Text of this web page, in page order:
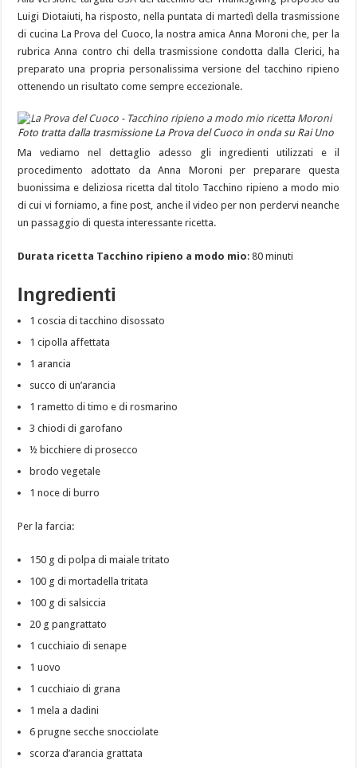
Luigi Diotaiuti, ha risposto, nella puntata di martedì della trasmissione
di cucina La Prova del Cuoco, la nostra amica Anna Moroni che, per la
rubrica Anna contro chi della trasmissione condotta dalla Clerici, ha
preparato una propria personalissima versione del tacchino ripieno
ottenendo un risultato come sempre eccezionale.
Foto tratta dalla trasmissione La Prova del Cuoco in onda su Rai Uno
Ma vediamo nel dettaglio adesso gli ingredienti utilizzati e il
procedimento adottato da Anna Moroni per preparare questa
buonissima e deliziosa ricetta dal titolo Tacchino ripieno a modo mio
di cui vi forniamo, a fine post, anche il video per non perdervi neanche
un passaggio di questa interessante ricetta.
Durata ricetta Tacchino ripieno a modo mio: 80 minuti
Ingredienti
1 coscia di tacchino disossato
1 cipolla affettata
1 arancia
succo di un’arancia
1 rametto di timo e di rosmarino
3 chiodi di garofano
½ bicchiere di prosecco
brodo vegetale
1 noce di burro
Per la farcia:
150 g di polpa di maiale tritato
100 g di mortadella tritata
100 g di salsiccia
20 g pangrattato
1 cucchiaio di senape
1 uovo
1 cucchiaio di grana
1 mela a dadini
6 prugne secche snocciolate
scorza d’arancia grattata